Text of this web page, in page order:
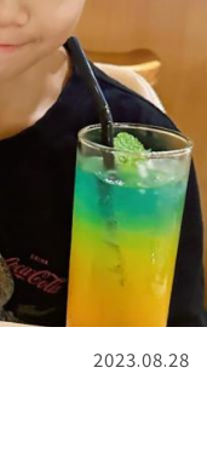
2023.08.28